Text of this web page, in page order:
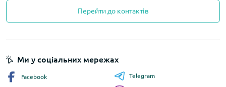
Перейти до контактів
Ми у соціальних мережах
Facebook Telegram